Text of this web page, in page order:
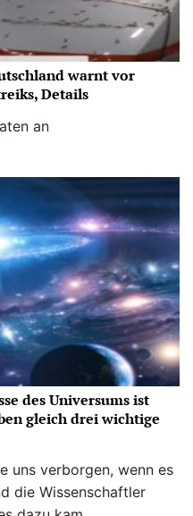
warnt vor
Details
an
des Universums ist
gleich drei wichtige
uns verborgen, wenn es
die Wissenschaftler